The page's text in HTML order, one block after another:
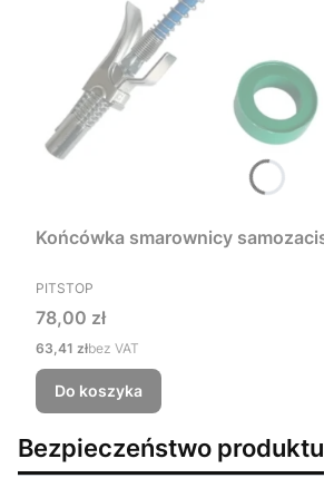
Końcówka smarownicy
PRODUCENT
PITSTOP
Cena
78,00 zł
Cena
63,41 złbez VAT
Do koszyka
Bezpieczeństwo produktu